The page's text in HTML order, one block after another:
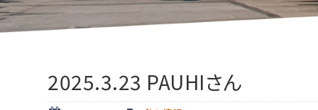
2025.3.23 PAUHIさん